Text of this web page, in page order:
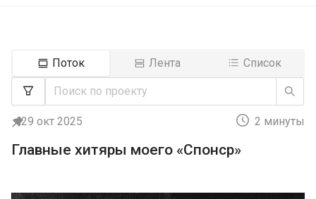
Поток Лента Список
29 окт 2025 2 минуты
Главные хитяры моего «Спонср»